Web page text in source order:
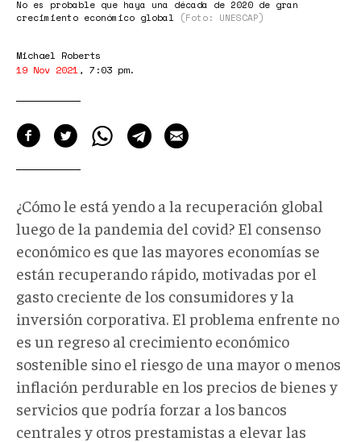
No es probable que haya una década de 2020 de gran
crecimiento económico global
(Foto: UNESCAP)
Michael Roberts
19 Nov 2021, 7:03 pm.
¿Cómo le está yendo a la recuperación global
luego de la pandemia del covid? El consenso
económico es que las mayores economías se
están recuperando rápido, motivadas por el
gasto creciente de los consumidores y la
inversión corporativa. El problema enfrente no
es un regreso al crecimiento económico
sostenible sino el riesgo de una mayor o menos
inflación perdurable en los precios de bienes y
servicios que podría forzar a los bancos
centrales y otros prestamistas a elevar las